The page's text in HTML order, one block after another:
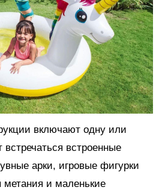
включают одну или
встречаться встроенные
арки, игровые фигурки
и маленькие